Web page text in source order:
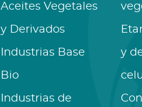
Aceites Vegetales
y Derivados
Industrias Base
Bio
Industrias de
y